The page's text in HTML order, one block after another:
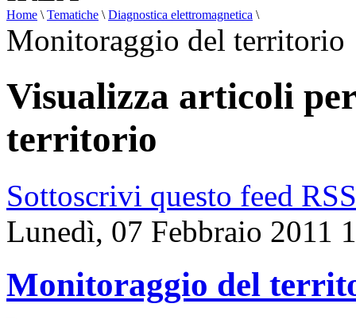
Home \ Tematiche \ Diagnostica elettromagnetica \
Monitoraggio del territorio
Visualizza articoli
territorio
Sottoscrivi questo feed RSS
Lunedì, 07 Febbraio 2011
Monitoraggio del